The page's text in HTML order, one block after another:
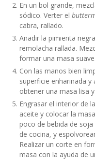
En un bol grande,
sódico. Verter el
cabra, rallado.
Añadir la pimienta
remolacha rallada.
formar una masa suave.
Con las manos bien
superficie enharinada
obtener una masa lisa
Engrasar el interior de la
aceite y colocar la
poco de bebida de
de cocina, y
Realizar un corte en
masa con la ayuda de